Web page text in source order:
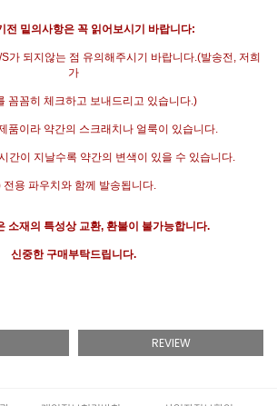
전 밑의사항은 꼭 읽어보시기 바랍니다:
S가 되지않는 점 유의해주시기 바랍니다.(발송전, 저희
가
꼼꼼히 체크하고 보내드리고 있습니다.)
품이라약간의 스크래치나 얼룩이 있습니다.
간이 지날수록 약간의 변색이 있을 수 있습니다.
전용 파우치와 함께 발송됩니다.
소재의 특성상 교환, 환불이 불가능합니다.
신중한 구매부탁드립니다.
REVIEW